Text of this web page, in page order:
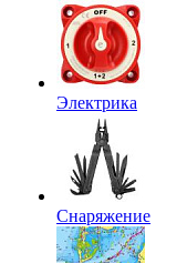
Электрика
Снаряжение